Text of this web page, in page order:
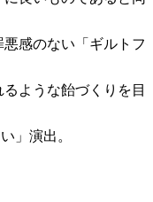
感のない「ギルトフ
ような飴づくりを目
」演出。